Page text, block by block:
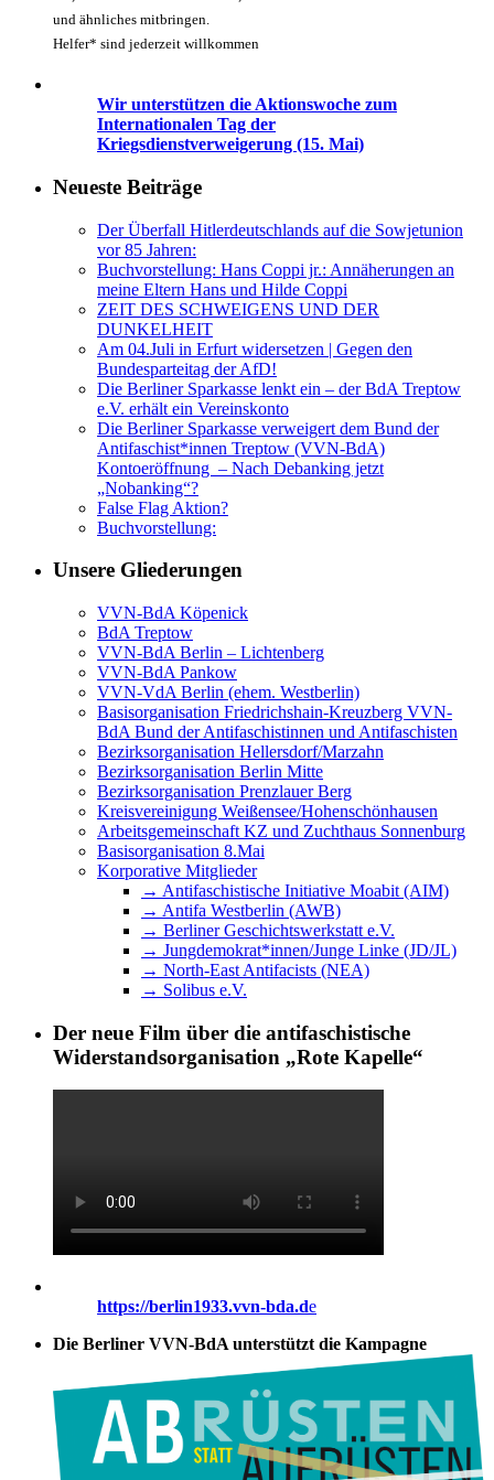
und ähnliches mitbringen.
Helfer* sind jederzeit willkommen
Wir unterstützen die Aktionswoche zum
Internationalen Tag der
Kriegsdienstverweigerung (15. Mai)
Neueste Beiträge
Der Überfall Hitlerdeutschlands auf die Sowjetunion
vor 85 Jahren:
Buchvorstellung: Hans Coppi jr.: Annäherungen an
meine Eltern Hans und Hilde Coppi
ZEIT DES SCHWEIGENS UND DER
DUNKELHEIT
Am 04.Juli in Erfurt widersetzen | Gegen den
Bundesparteitag der AfD!
Die Berliner Sparkasse lenkt ein – der BdA Treptow
e.V. erhält ein Vereinskonto
Die Berliner Sparkasse verweigert dem Bund der
Antifaschist*innen Treptow (VVN-BdA)
Kontoeröffnung – Nach Debanking jetzt
„Nobanking“?
False Flag Aktion?
Buchvorstellung:
Unsere Gliederungen
VVN-BdA Köpenick
BdA Treptow
VVN-BdA Berlin – Lichtenberg
VVN-BdA Pankow
VVN-VdA Berlin (ehem. Westberlin)
Basisorganisation Friedrichshain-Kreuzberg VVN-
BdA Bund der Antifaschistinnen und Antifaschisten
Bezirksorganisation Hellersdorf/Marzahn
Bezirksorganisation Berlin Mitte
Bezirksorganisation Prenzlauer Berg
Kreisvereinigung Weißensee/Hohenschönhausen
Arbeitsgemeinschaft KZ und Zuchthaus Sonnenburg
Basisorganisation 8.Mai
Korporative Mitglieder
→ Antifaschistische Initiative Moabit (AIM)
→ Antifa Westberlin (AWB)
→ Berliner Geschichtswerkstatt e.V.
→ Jungdemokrat*innen/Junge Linke (JD/JL)
→ North-East Antifacists (NEA)
→ Solibus e.V.
Der neue Film über die antifaschistische
Widerstandsorganisation „Rote Kapelle“
https://berlin1933.vvn-bda.de
Die Berliner VVN-BdA unterstützt die Kampagne